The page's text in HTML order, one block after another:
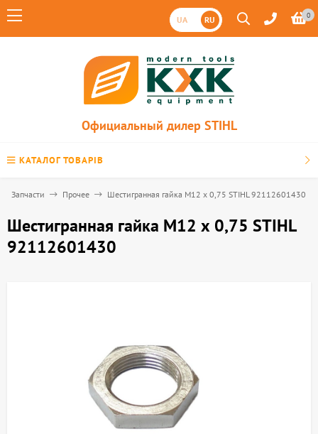
UA RU 0
Официальный дилер STIHL
КАТАЛОГ ТОВАРІВ
Запчасти Прочее Шестигранная гайка М12 х 0,75 STIHL 92112601430
Шестигранная гайка М12 х 0,75 STIHL
92112601430